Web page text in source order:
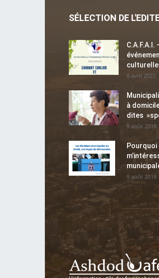
SÉLECTION DE
8 avril 2023
à
dites
9 août 2018
9 août 2018